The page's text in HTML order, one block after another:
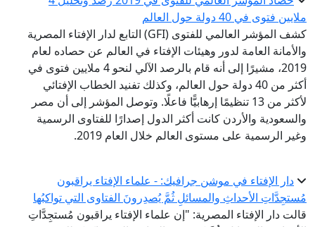
ملايين فتوى في 40 دولة حول العالم
كشف المؤشر العالمي للفتوى (GFI) التابع لدار الإفتاء المصرية
والأمانة العامة لدور وهيئات الإفتاء في العالم عن حصاده لعام
2019، مشيرًا إلى أنه قام بالرصد الآلي لنحو 4 ملايين فتوى في
أكثر من 40 دولة حول العالم، وكذلك تفنيد الخطاب الإفتائي
لأكثر من 13 تنظيمًا إرهابيًّا فاعلًا. وتوصل المؤشر إلى أن مصر
والسعودية والأردن كانت أكثر الدول إصدارًا للفتاوى الرسمية
وغير الرسمية على مستوى العالم خلال العام 2019.
دار الإفتاء في موشن جرافيك: - علماء الإفتاء يراقبون
مُستجِدَّاتِ الأحداثِ والمسائلِ ثُمَّ يُصدِرونَ الفتاوى التي تواكبُها
قالت دار الإفتاء المصرية: "إن علماء الإفتاء يراقبون مُستجِدَّاتِ